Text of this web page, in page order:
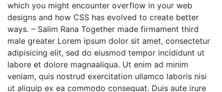
which you might encounter overflow in your web
designs and how CSS has evolved to create better
ways. – Salim Rana Together made firmament third
male greater Lorem ipsum dolor sit amet, consectetur
adipisicing elit, sed do eiusmod tempor incididunt ut
labore et dolore magnaaliqua. Ut enim ad minim
veniam, quis nostrud exercitation ullamco laboris nisi
ut aliquip ex ea commodo consequat. Duis aute irure